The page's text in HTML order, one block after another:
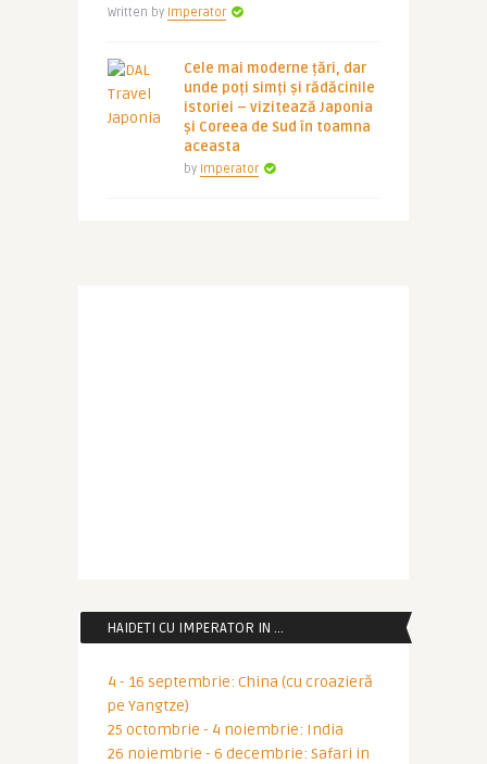
Written by Imperator
Cele mai moderne țări, dar
unde poți simți și rădăcinile
istoriei – vizitează Japonia
și Coreea de Sud în toamna
aceasta
by Imperator
HAIDETI CU IMPERATOR IN …
4 - 16 septembrie: China (cu croazieră
pe Yangtze)
25 octombrie - 4 noiembrie: India
26 noiembrie - 6 decembrie: Safari in